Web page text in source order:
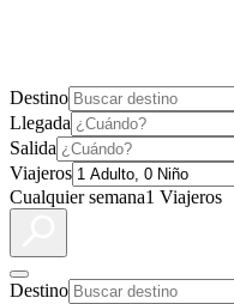
Destino
Llegada
Salida
Viajeros
Cualquier semana1 Viajeros
Destino